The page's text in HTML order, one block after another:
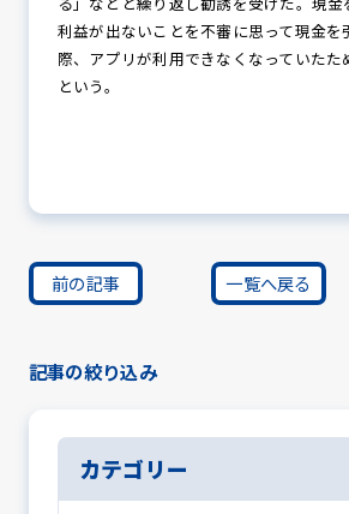
利益が出ないことを不審に思って現金を
際、アプリが利用できなくなっていたた
という。
前の記事 一覧へ戻る
記事の絞り込み
カテゴリー